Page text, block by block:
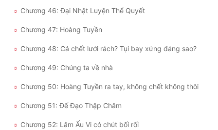
Chương 46: Đại Nhật Luyện Thể Quyết
Chương 47: Hoàng Tuyền
Chương 48: Cá chết lưới rách? Tụi bay xứng đáng sao?
Chương 49: Chúng ta về nhà
Chương 50: Hoàng Tuyền ra tay, không chết không thôi
Chương 51: Đế Đạo Thập Châm
Chương 52: Lâm Ấu Vi có chút bối rối